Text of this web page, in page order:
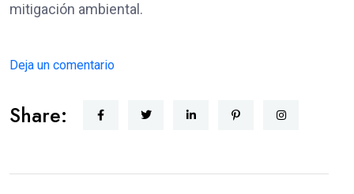
mitigación ambiental.
Deja un comentario
Share: